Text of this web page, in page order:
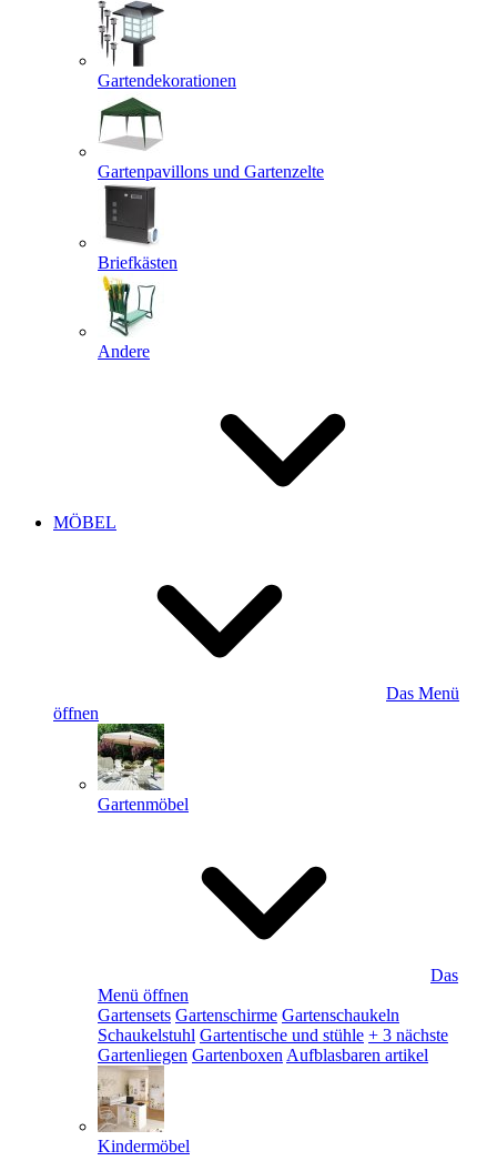
Gartendekorationen
Gartenpavillons und Gartenzelte
Briefkästen
Andere
MÖBEL
Das Menü
öffnen
Gartenmöbel
Das
Menü öffnen
Gartensets Gartenschirme Gartenschaukeln
Schaukelstuhl Gartentische und stühle + 3 nächste
Gartenliegen Gartenboxen Aufblasbaren artikel
Kindermöbel